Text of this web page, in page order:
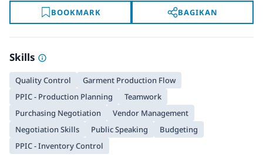
BOOKMARK BAGIKAN
Skills
Quality Control
Garment Production Flow
PPIC - Production Planning
Teamwork
Purchasing Negotiation
Vendor Management
Negotiation Skills
Public Speaking
Budgeting
PPIC - Inventory Control